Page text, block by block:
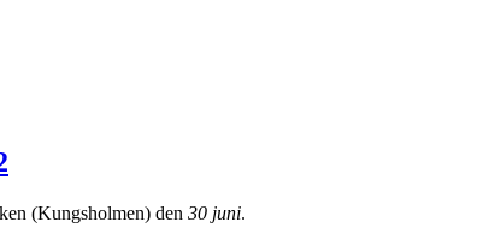
(Kungsholmen) den 30 juni.